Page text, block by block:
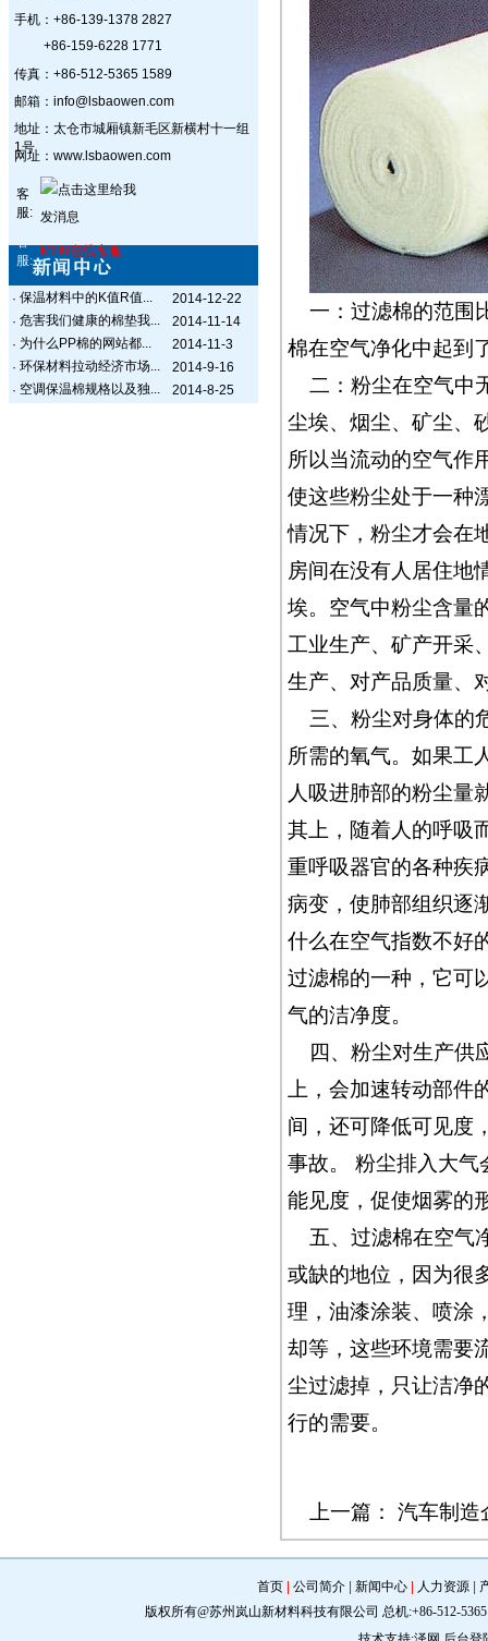
手机：+86-139-1378 2827
+86-159-6228 1771
传真：+86-512-5365 1589
邮箱：info@lsbaowen.com
地址：太仓市城厢镇新毛区新横村十一组
1号
网址：www.lsbaowen.com
客
服:
客
服:
MSN在线客服
· 保温材料中的K值R值...
2014-12-22
· 危害我们健康的棉垫我...
2014-11-14
· 为什么PP棉的网站都...
2014-11-3
· 环保材料拉动经济市场...
2014-9-16
· 空调保温棉规格以及独... 2014-8-25
一：过滤棉的范围
棉在空气净化中起到
二：粉尘在空气中
尘埃、烟尘、矿尘、
所以当流动的空气作
使这些粉尘处于一种
情况下，粉尘才会在
房间在没有人居住地
埃。空气中粉尘含量
工业生产、矿产开采
生产、对产品质量、
三、粉尘对身体的
所需的氧气。如果工
人吸进肺部的粉尘量
其上，随着人的呼吸
重呼吸器官的各种疾
病变，使肺部组织逐
什么在空气指数不好
过滤棉的一种，它可
气的洁净度。
四、粉尘对生产供
上，会加速转动部
间，还可降低可见度
事故。 粉尘排入大气
能见度，促使烟雾的
五、过滤棉在空气
或缺的地位，因为很
理，油漆涂装、喷涂
却等，这些环境需要
尘过滤掉，只让洁净
行的需要。
上一篇： 汽车制造
首页| 公司简介| 新闻中心| 人力资源|
版权所有@苏州岚山新材料科技有限公司 总机:+86-512-5365